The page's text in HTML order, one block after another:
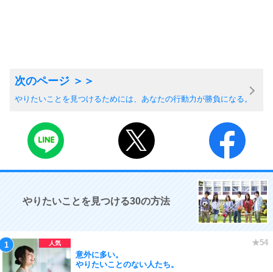
やりたいことを見つけるためには、あなたの行動力が勝負になる。
やりたいことを見つける30の方法
意外に多い。
やりたいことのない人たち。